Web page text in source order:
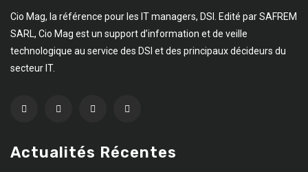
Cio Mag, la référence pour les IT managers, DSI. Edité par SAFREM
SARL, Cio Mag est un support d’information et de veille
technologique au service des DSI et des principaux décideurs du
secteur IT.
Actualités Récentes